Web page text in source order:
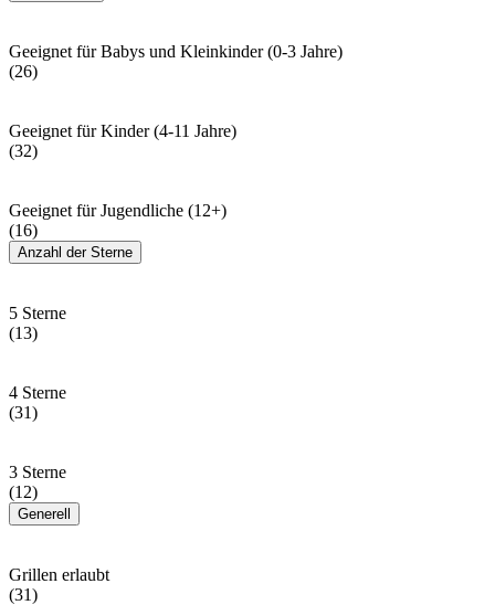
Geeignet für Babys und Kleinkinder (0-3 Jahre)
(26)
Geeignet für Kinder (4-11 Jahre)
(32)
Geeignet für Jugendliche (12+)
(16)
Anzahl der Sterne
5 Sterne
(13)
4 Sterne
(31)
3 Sterne
(12)
Generell
Grillen erlaubt
(31)